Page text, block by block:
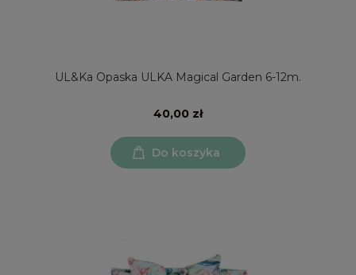
UL&Ka Opaska ULKA Magical Garden 6-12m.
40,00 zł
Do koszyka